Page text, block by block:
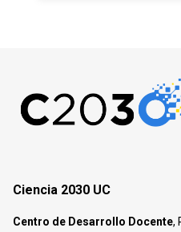
Ciencia 2030 UC
Centro de Desarrollo Docente,